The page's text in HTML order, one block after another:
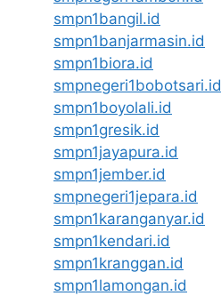
smpn1bangil.id
smpn1banjarmasin.id
smpn1biora.id
smpnegeri1bobotsari.id
smpn1boyolali.id
smpn1gresik.id
smpn1jayapura.id
smpn1jember.id
smpnegeri1jepara.id
smpn1karanganyar.id
smpn1kendari.id
smpn1kranggan.id
smpn1lamongan.id